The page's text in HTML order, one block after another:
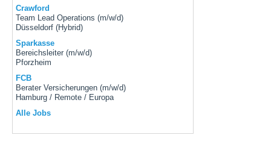
Crawford
Team Lead Operations (m/w/d)
Düsseldorf (Hybrid)
Sparkasse
Bereichsleiter (m/w/d)
Pforzheim
FCB
Berater Versicherungen (m/w/d)
Hamburg / Remote / Europa
Alle Jobs